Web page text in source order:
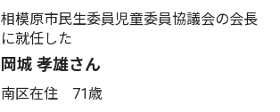
相模原市民生委員児童委員協議会の会長
に就任した
岡城 孝雄さん
南区在住 71歳